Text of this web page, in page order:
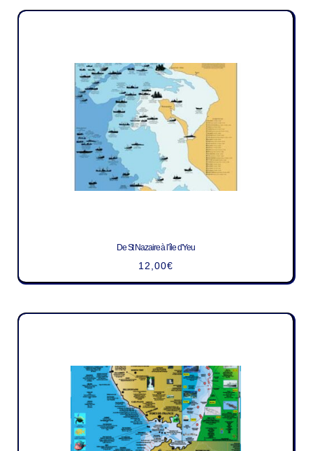
De St Nazaire à l’île d’Yeu
12,00€